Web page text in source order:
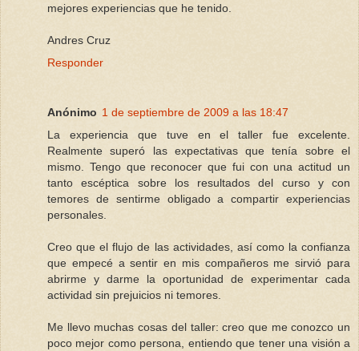
mejores experiencias que he tenido.
Andres Cruz
Responder
Anónimo 1 de septiembre de 2009 a las 18:47
La experiencia que tuve en el taller fue excelente.
Realmente superó las expectativas que tenía sobre el
mismo. Tengo que reconocer que fui con una actitud un
tanto escéptica sobre los resultados del curso y con
temores de sentirme obligado a compartir experiencias
personales.
Creo que el flujo de las actividades, así como la confianza
que empecé a sentir en mis compañeros me sirvió para
abrirme y darme la oportunidad de experimentar cada
actividad sin prejuicios ni temores.
Me llevo muchas cosas del taller: creo que me conozco un
poco mejor como persona, entiendo que tener una visión a